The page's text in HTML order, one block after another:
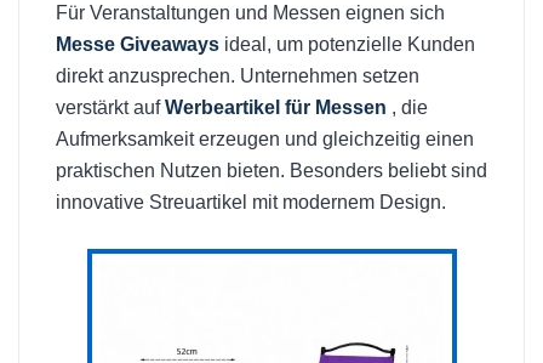
Für Veranstaltungen und Messen eignen sich
Messe Giveaways ideal, um potenzielle Kunden
direkt anzusprechen. Unternehmen setzen
verstärkt aufWerbeartikel für Messen , die
Aufmerksamkeit erzeugen und gleichzeitig einen
praktischen Nutzen bieten. Besonders beliebt sind
innovative Streuartikel mit modernem Design.